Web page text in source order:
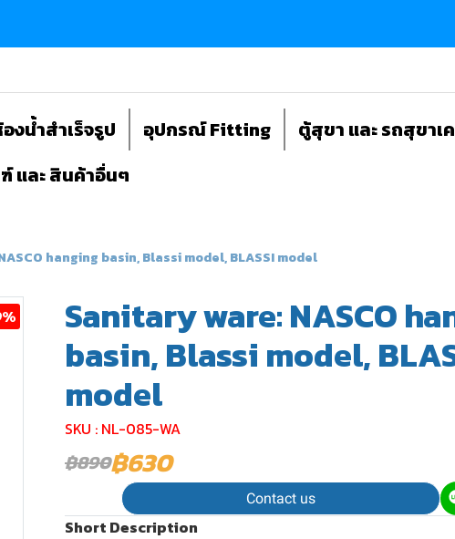
งน้ำสำเร็จรูป อุปกรณ์ Fitting
ตู้สุขา และ รถสุขาเ
และ สินค้าอื่นๆ
hanging basin, Blassi model, BLASSI model
Sanitary ware: NASCO
basin, Blassi model,
model
SKU : NL-085-WA
฿890฿630
Contact us
Short Description